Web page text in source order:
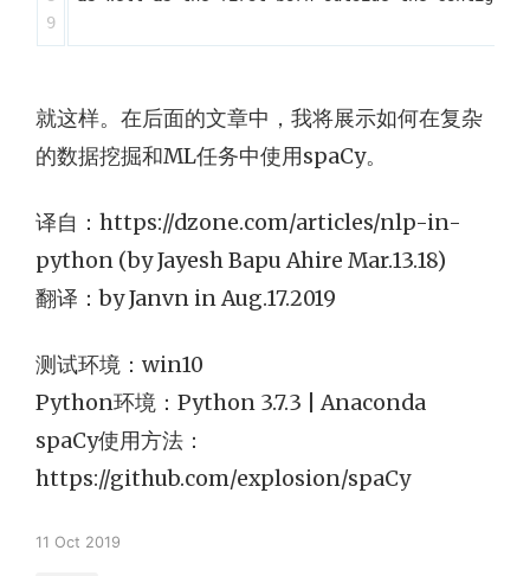
就这样。在后面的文章中，我将展示如何在复杂
的数据挖掘和ML任务中使用spaCy。
译自：https://dzone.com/articles/nlp-in-
python (by Jayesh Bapu Ahire Mar.13.18)
翻译：by Janvn in Aug.17.2019
测试环境：win10
Python环境：Python 3.7.3 | Anaconda
spaCy使用方法：
https://github.com/explosion/spaCy
11 Oct 2019